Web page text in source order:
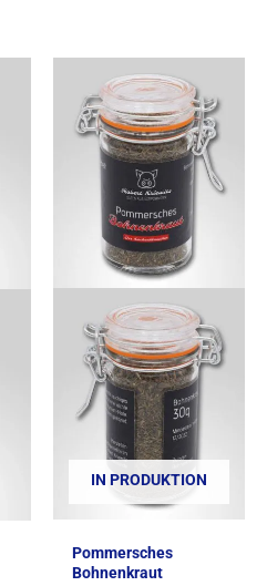
IN PRODUKTION
Pommersches
Bohnenkraut